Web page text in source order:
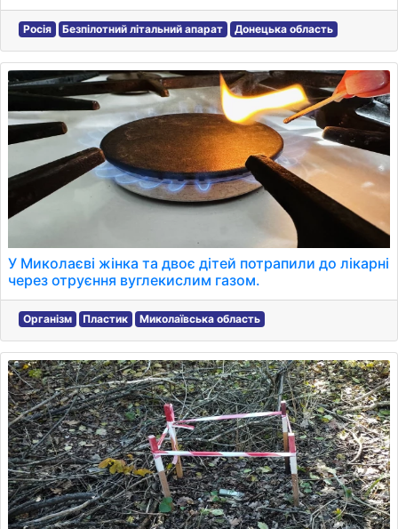
Росія Безпілотний літальний апарат Донецька область
У Миколаєві жінка та двоє дітей потрапили до лікарні
через отруєння вуглекислим газом.
Організм Пластик Миколаївська область